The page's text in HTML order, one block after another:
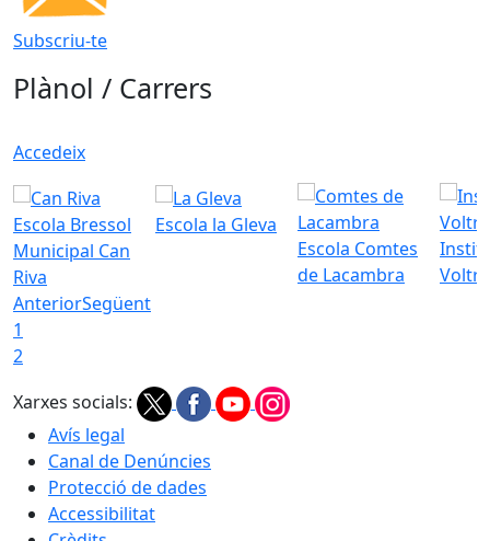
Subscriu-te
Plànol / Carrers
Accedeix
Escola Bressol
Municipal Can
Riva
Escola la Gleva
Escola Comtes
de Lacambra
AnteriorSegüent
1
2
Xarxes socials:
Avís legal
Canal de Denúncies
Protecció de dades
Accessibilitat